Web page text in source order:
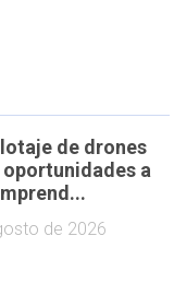
de drones
oportunidades a
de 2026